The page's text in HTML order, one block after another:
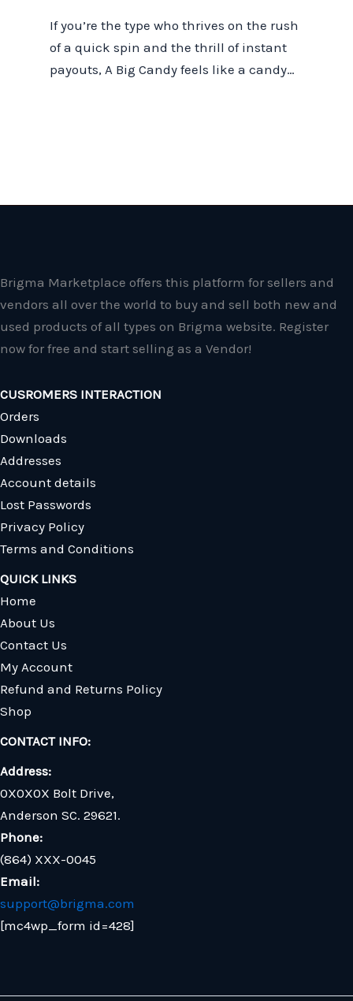
If you’re the type who thrives on the rush
of a quick spin and the thrill of instant
payouts, A Big Candy feels like a candy…
Brigma Marketplace offers this platform for sellers and
vendors all over the world to buy and sell both new and
used products of all types on Brigma website. Register
now for free and start selling as a Vendor!
CUSROMERS INTERACTION
Orders
Downloads
Addresses
Account details
Lost Passwords
Privacy Policy
Terms and Conditions
QUICK LINKS
Home
About Us
Contact Us
My Account
Refund and Returns Policy
Shop
CONTACT INFO:
Address:
0X0X0X Bolt Drive,
Anderson SC. 29621.
Phone:
(864) XXX-0045
Email:
support@brigma.com
[mc4wp_form id=428]